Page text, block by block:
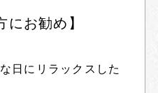
にお勧め】
日にリラックスした